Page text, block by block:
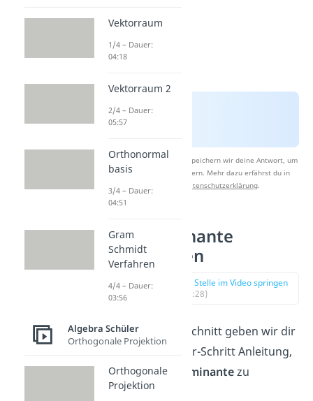
Nach Beantwortung speichern wir deine Antwort, um
Studyflix zu verbessern. Mehr dazu erfährst du in
Datenschutzerklärung
Diskriminante
berechnen
zur Stelle im Video springen
(01:28)
In diesem Abschnitt geben wir dir
eine Schritt-für-Schritt Anleitung,
um dieDiskriminantezu
berechnen.
Vektorraum
1/4 – Dauer:
04:18
Vektorraum 2
2/4 – Dauer:
05:57
Orthonormal
basis
3/4 – Dauer:
04:51
Gram
Schmidt
Verfahren
4/4 – Dauer:
03:56
Algebra Schüler
Orthogonale Projektion
Orthogonale
Projektion